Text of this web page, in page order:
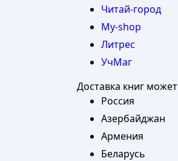
Читай-город
My-shop
Литрес
УчМаг
Доставка книг
Россия
Азербайджан
Армения
Беларусь